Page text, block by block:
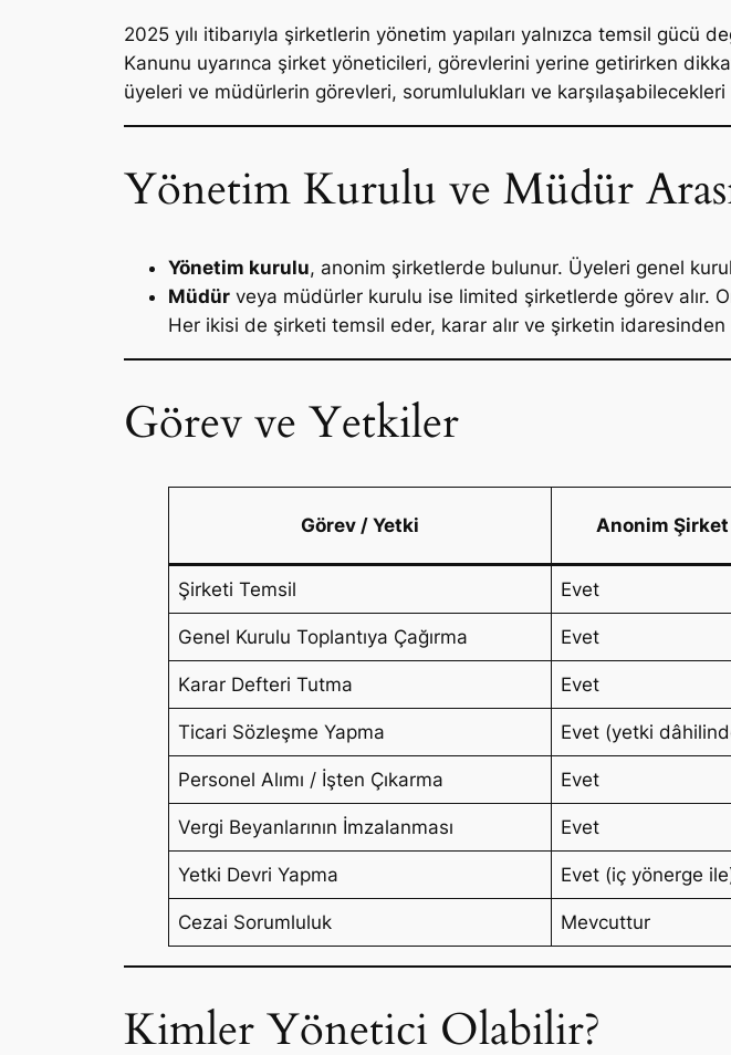
2025 yılı itibarıyla şirketlerin yönetim yapıları yalnızca temsil gücü
Kanunu uyarınca şirket yöneticileri, görevlerini yerine getirirken
üyeleri ve müdürlerin görevleri, sorumlulukları ve karşılaşabilecekleri
Yönetim Kurulu ve Müdür
Yönetim kurulu, anonim şirketlerde bulunur. Üyeleri genel
Müdür veya müdürler kurulu ise limited şirketlerde görev alır.
Her ikisi de şirketi temsil eder, karar alır ve şirketin idaresinden
Görev ve Yetkiler
Görev / Yetki Anonim
Şirketi Temsil Evet
Genel Kurulu Toplantıya Çağırma Evet
Karar Defteri Tutma Evet
Ticari Sözleşme Yapma Evet (yetki
Personel Alımı / İşten Çıkarma Evet
Vergi Beyanlarının İmzalanması Evet
Yetki Devri Yapma Evet (iç yönerge
Cezai Sorumluluk Mevcuttur
Kimler Yönetici Olabilir?